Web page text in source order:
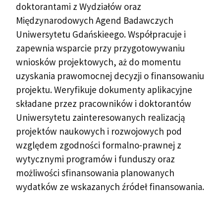
doktorantami z Wydziałów oraz
Międzynarodowych Agend Badawczych
Uniwersytetu Gdańskieego. Współpracuje i
zapewnia wsparcie przy przygotowywaniu
wniosków projektowych, aż do momentu
uzyskania prawomocnej decyzji o finansowaniu
projektu. Weryfikuje dokumenty aplikacyjne
składane przez pracowników i doktorantów
Uniwersytetu zainteresowanych realizacją
projektów naukowych i rozwojowych pod
względem zgodności formalno-prawnej z
wytycznymi programów i funduszy oraz
możliwości sfinansowania planowanych
wydatków ze wskazanych źródeł finansowania.